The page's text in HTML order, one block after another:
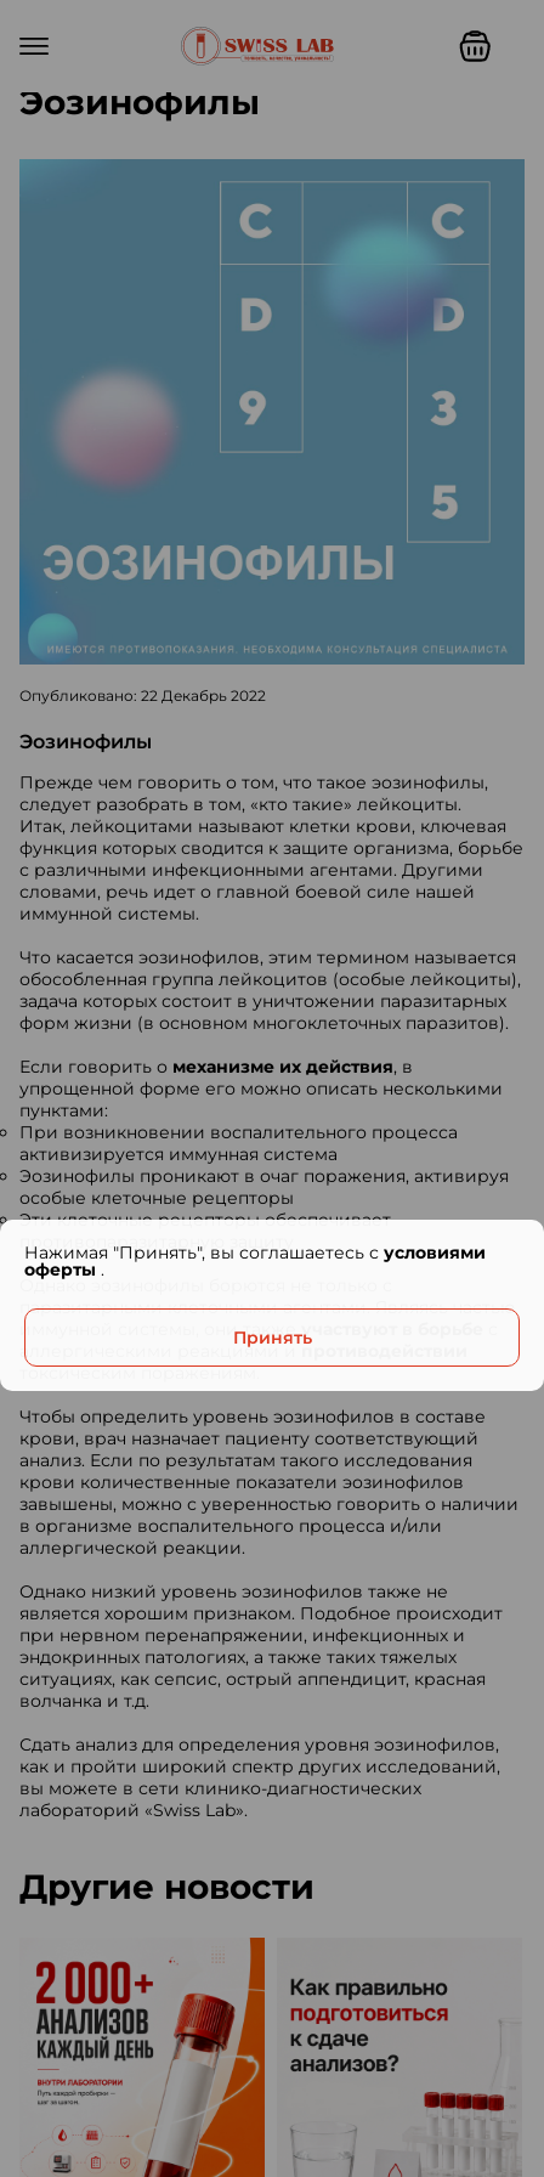
Эозинофилы
Опубликовано: 22 Декабрь 2022
Эозинофилы
Прежде чем говорить о том, что такое эозинофилы,
следует разобрать в том, «кто такие» лейкоциты.
Итак, лейкоцитами называют клетки крови, ключевая
функция которых сводится к защите организма, борьбе
с различными инфекционными агентами. Другими
словами, речь идет о главной боевой силе нашей
иммунной системы.
Что касается эозинофилов, этим термином называется
обособленная группа лейкоцитов (особые лейкоциты),
задача которых состоит в уничтожении паразитарных
форм жизни (в основном многоклеточных паразитов).
Если говорить о механизме их действия, в
упрощенной форме его можно описать несколькими
пунктами:
При возникновении воспалительного процесса
активизируется иммунная система
Эозинофилы проникают в очаг поражения, активируя
особые клеточные рецепторы
Эти клеточные рецепторы обеспечивает
противопаразитарную защиту
Однако эозинофилы борются не только с
паразитарными клеточными агентами. Являясь частью
иммунной системы, они такжеучаствуют в борьбе
аллергическими реакциями ипротиводействии
токсическим поражениям.
Чтобы определить уровень эозинофилов в составе
крови, врач назначает пациенту соответствующий
анализ. Если по результатам такого исследования
крови количественные показатели эозинофилов
завышены, можно с уверенностью говорить о наличии
в организме воспалительного процесса и/или
аллергической реакции.
Однако низкий уровень эозинофилов также не
является хорошим признаком. Подобное происходит
при нервном перенапряжении, инфекционных и
эндокринных патологиях, а также таких тяжелых
ситуациях, как сепсис, острый аппендицит, красная
волчанка и т.д.
Сдать анализ для определения уровня эозинофилов,
как и пройти широкий спектр других исследований,
вы можете в сети клинико-диагностических
лабораторий «Swiss Lab».
Другие новости
Нажимая "Принять", вы соглашаетесь с условиями
оферты .
Принять